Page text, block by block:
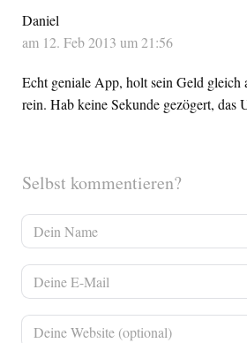
Daniel
am 12. Feb 2013 um 21:56
Echt geniale App, holt sein Geld gleich
rein. Hab keine Sekunde gezögert, das
Selbst kommentieren?